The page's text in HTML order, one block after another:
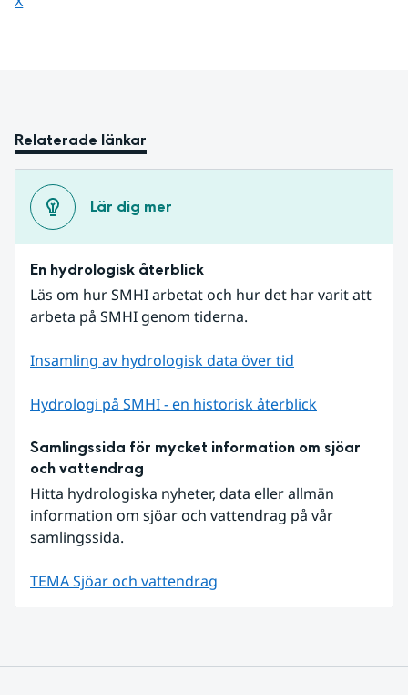
Relaterade länkar
Lär dig mer
En hydrologisk återblick
Läs om hur SMHI arbetat och hur det har varit att
arbeta på SMHI genom tiderna.
Insamling av hydrologisk data över tid
Hydrologi på SMHI - en historisk återblick
Samlingssida för mycket information om sjöar
och vattendrag
Hitta hydrologiska nyheter, data eller allmän
information om sjöar och vattendrag på vår
samlingssida.
TEMA Sjöar och vattendrag